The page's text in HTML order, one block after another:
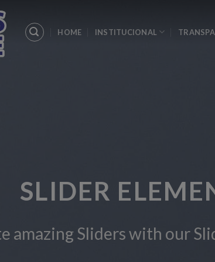
HOME INSTITUCIONAL
Add